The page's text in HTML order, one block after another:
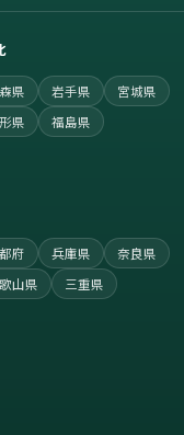
県 岩手県
宮城県
県 福島県
府 兵庫県
奈良県
山県 三重県